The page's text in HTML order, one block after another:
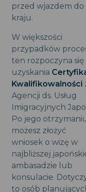
przed wjazdem do
kraju.
W większości
przypadków
ten rozpoczyna się
uzyskania
Kwalifikowalności
Agencji ds. Usług
Imigracyjnych
Po jego
możesz złożyć
wniosek o wizę w
najbliższej
ambasadzie lub
konsulacie.
to osób